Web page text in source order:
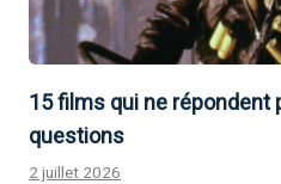
15 films qui ne répondent
questions
2 juillet 2026